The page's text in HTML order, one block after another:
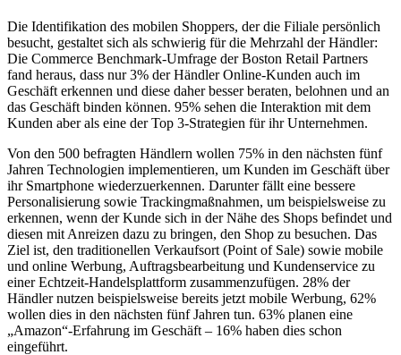
Die Identifikation des mobilen Shoppers, der die Filiale persönlich
besucht, gestaltet sich als schwierig für die Mehrzahl der Händler:
Die Commerce Benchmark-Umfrage der Boston Retail Partners
fand heraus, dass nur 3% der Händler Online-Kunden auch im
Geschäft erkennen und diese daher besser beraten, belohnen und an
das Geschäft binden können. 95% sehen die Interaktion mit dem
Kunden aber als eine der Top 3-Strategien für ihr Unternehmen.
Von den 500 befragten Händlern wollen 75% in den nächsten fünf
Jahren Technologien implementieren, um Kunden im Geschäft über
ihr Smartphone wiederzuerkennen. Darunter fällt eine bessere
Personalisierung sowie Trackingmaßnahmen, um beispielsweise zu
erkennen, wenn der Kunde sich in der Nähe des Shops befindet und
diesen mit Anreizen dazu zu bringen, den Shop zu besuchen. Das
Ziel ist, den traditionellen Verkaufsort (Point of Sale) sowie mobile
und online Werbung, Auftragsbearbeitung und Kundenservice zu
einer Echtzeit-Handelsplattform zusammenzufügen. 28% der
Händler nutzen beispielsweise bereits jetzt mobile Werbung, 62%
wollen dies in den nächsten fünf Jahren tun. 63% planen eine
„Amazon“-Erfahrung im Geschäft – 16% haben dies schon
eingeführt.